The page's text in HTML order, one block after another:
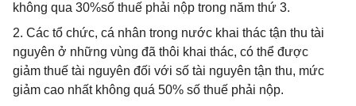
không qua 30%số thuế phải nộp trong năm thứ 3.
2. Các tổ chức, cá nhân trong nước khai thác tận thu tài
nguyên ở những vùng đã thôi khai thác, có thể được
giảm thuế tài nguyên đối với số tài nguyên tận thu, mức
giảm cao nhất không quá 50% số thuế phải nộp.